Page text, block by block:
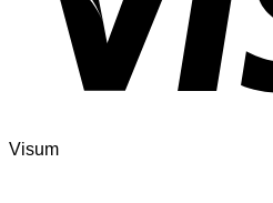
Visum